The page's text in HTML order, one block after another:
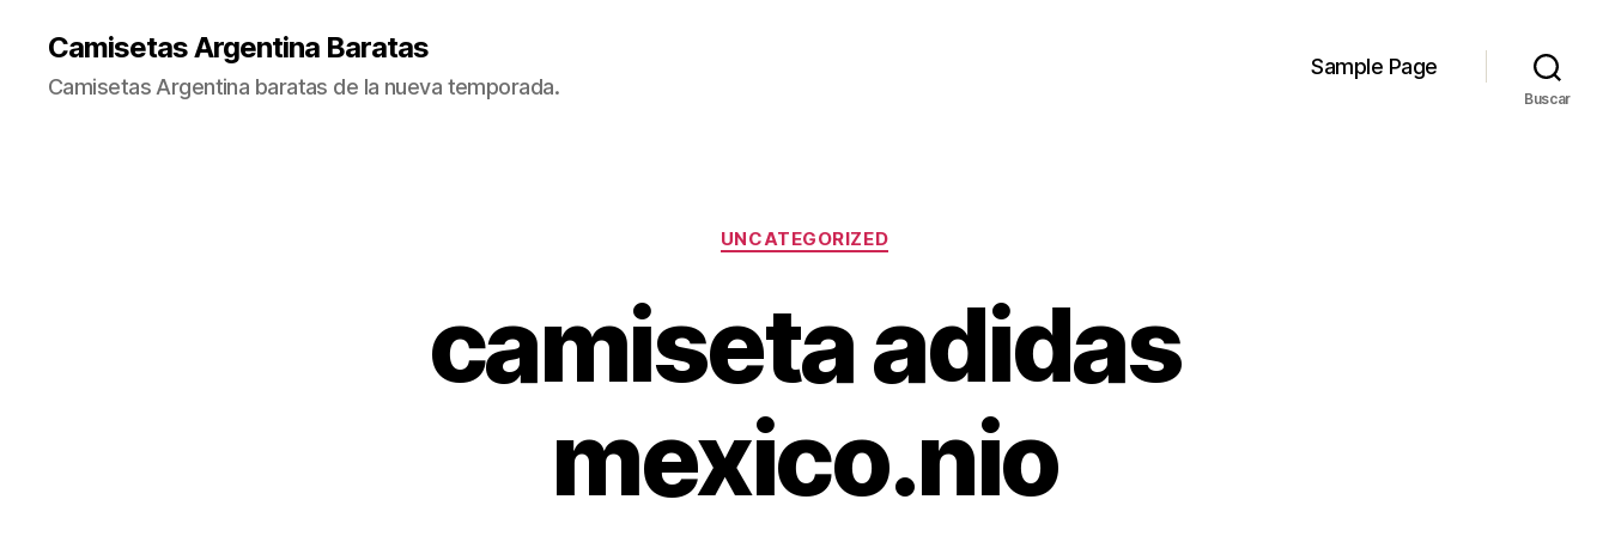
Camisetas Argentina Baratas
Camisetas Argentina baratas de la nueva temporada.
Sample Page
Buscar
Categorías
UNCATEGORIZED
camiseta adidas
mexico.nio